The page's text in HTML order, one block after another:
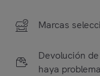
Marcas
Devolución
haya